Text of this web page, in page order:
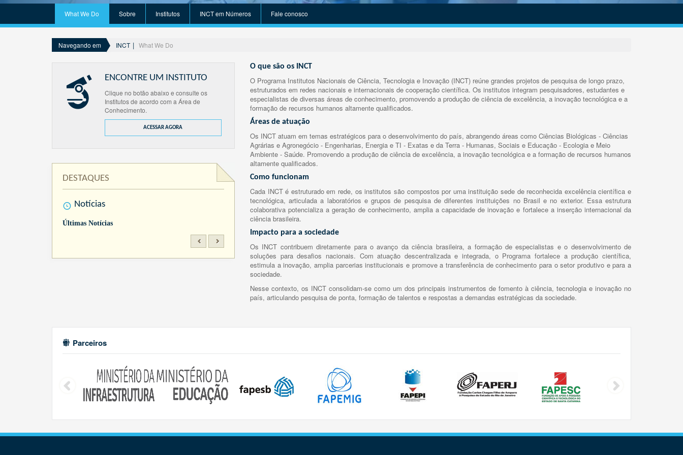
What We Do Sobre Institutos INCT em Números Fale conosco
Navegando em INCT What We Do
ENCONTRE UM INSTITUTO
Clique no botão abaixo e consulte os
Institutos de acordo com a Área de
Conhecimento.
ACESSAR AGORA
DESTAQUES
Notícias
Últimas Notícias
O que são os INCT
O Programa Institutos Nacionais de Ciência, Tecnologia e Inovação (INCT) reúne grandes projetos de pesquisa de longo prazo,
estruturados em redes nacionais e internacionais de cooperação científica. Os institutos integram pesquisadores, estudantes e
especialistas de diversas áreas de conhecimento, promovendo a produção de ciência de excelência, a inovação tecnológica e a
formação de recursos humanos altamente qualificados.
Áreas de atuação
Os INCT atuam em temas estratégicos para o desenvolvimento do país, abrangendo áreas como Ciências Biológicas - Ciências
Agrárias e Agronegócio - Engenharias, Energia e TI - Exatas e da Terra - Humanas, Sociais e Educação - Ecologia e Meio
Ambiente - Saúde. Promovendo a produção de ciência de excelência, a inovação tecnológica e a formação de recursos humanos
altamente qualificados.
Como funcionam
Cada INCT é estruturado em rede, os institutos são compostos por uma instituição sede de reconhecida excelência científica e
tecnológica, articulada a laboratórios e grupos de pesquisa de diferentes instituições no Brasil e no exterior. Essa estrutura
colaborativa potencializa a geração de conhecimento, amplia a capacidade de inovação e fortalece a inserção internacional da
ciência brasileira.
Impacto para a sociedade
Os INCT contribuem diretamente para o avanço da ciência brasileira, a formação de especialistas e o desenvolvimento de
soluções para desafios nacionais. Com atuação descentralizada e integrada, o Programa fortalece a produção científica,
estimula a inovação, amplia parcerias institucionais e promove a transferência de conhecimento para o setor produtivo e para a
sociedade.
Nesse contexto, os INCT consolidam-se como um dos principais instrumentos de fomento à ciência, tecnologia e inovação no
país, articulando pesquisa de ponta, formação de talentos e respostas a demandas estratégicas da sociedade.
Parceiros